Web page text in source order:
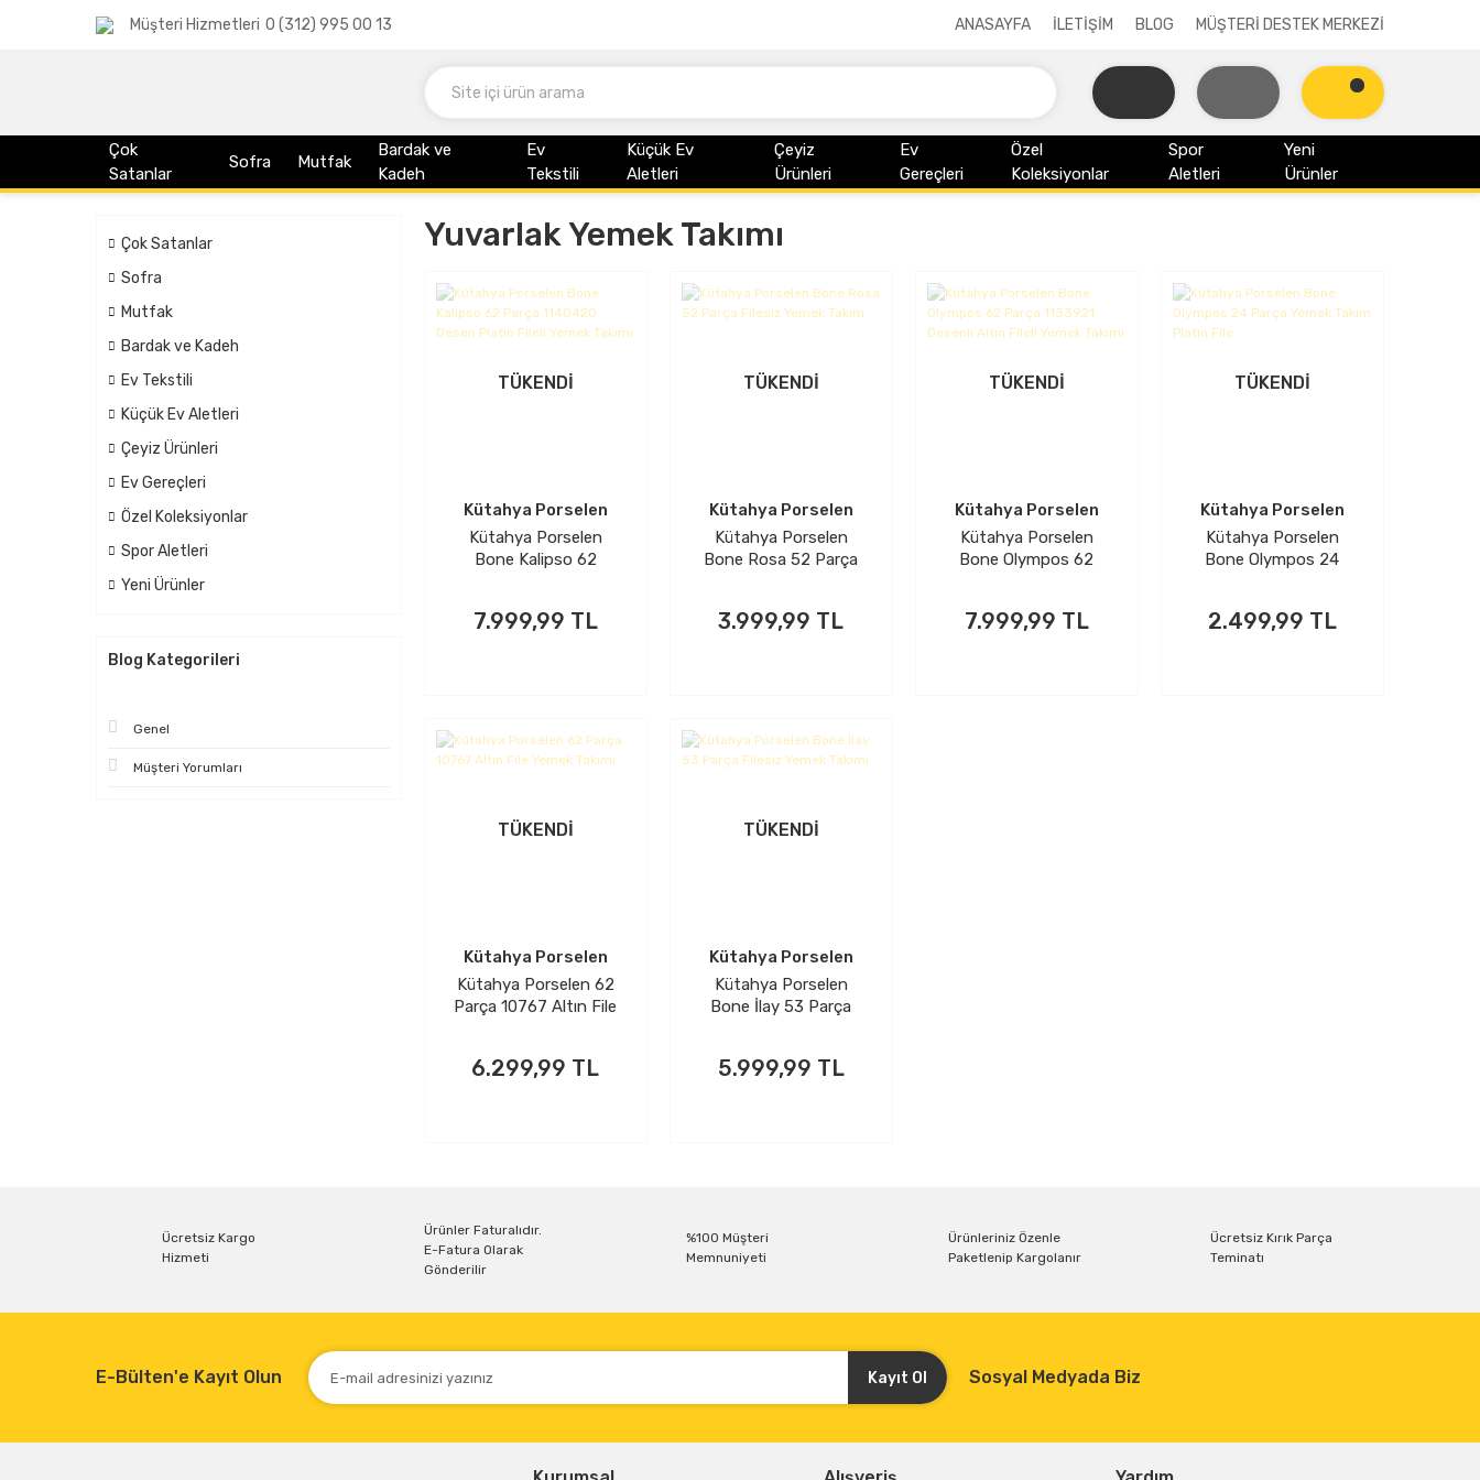
Müşteri Hizmetleri 0 (312) 995 00 13 ANASAYFA İLETİŞİM BLOG MÜŞTERİ DESTEK MERKEZİ
Çok
Satanlar
Sofra Mutfak
Bardak ve
Kadeh
Ev
Tekstili
Küçük Ev
Aletleri
Çeyiz
Ürünleri
Ev
Gereçleri
Özel
Koleksiyonlar
Spor
Aletleri
Yeni
Ürünler
Çok Satanlar
Sofra
Mutfak
Bardak ve Kadeh
Ev Tekstili
Küçük Ev Aletleri
Çeyiz Ürünleri
Ev Gereçleri
Özel Koleksiyonlar
Spor Aletleri
Yeni Ürünler
Blog Kategorileri
Genel
Müşteri Yorumları
Yuvarlak Yemek Takımı
TÜKENDİ
Kütahya Porselen
Kütahya Porselen
Bone Kalipso 62
Takımı
7.999,99 TL
TÜKENDİ
Kütahya Porselen
Kütahya Porselen
Bone Rosa 52 Parça
3.999,99 TL
TÜKENDİ
Kütahya Porselen
Kütahya Porselen
Bone Olympos 62
Takımı
7.999,99 TL
TÜKENDİ
Kütahya Porselen
Kütahya Porselen
Bone Olympos 24
2.499,99 TL
TÜKENDİ
Kütahya Porselen
Kütahya Porselen 62
Parça 10767 Altın File
6.299,99 TL
TÜKENDİ
Kütahya Porselen
Kütahya Porselen
Bone İlay 53 Parça
5.999,99 TL
Ücretsiz Kargo
Hizmeti
Ürünler Faturalıdır.
E-Fatura Olarak
Gönderilir
%100 Müşteri
Memnuniyeti
Ürünleriniz Özenle
Paketlenip Kargolanır
Ücretsiz Kırık Parça
Teminatı
E-Bülten'e Kayıt Olun Kayıt Ol Sosyal Medyada Biz